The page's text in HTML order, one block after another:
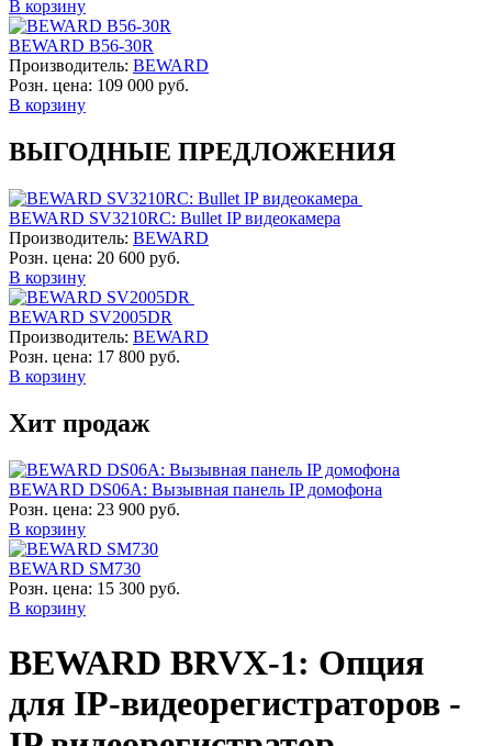
В корзину
BEWARD B56-30R
Производитель: BEWARD
Розн. цена: 109 000 руб.
В корзину
ВЫГОДНЫЕ ПРЕДЛОЖЕНИЯ
BEWARD SV3210RC: Bullet IP видеокамера
Производитель: BEWARD
Розн. цена: 20 600 руб.
В корзину
BEWARD SV2005DR
Производитель: BEWARD
Розн. цена: 17 800 руб.
В корзину
Хит продаж
BEWARD DS06A: Вызывная панель IP домофона
Розн. цена: 23 900 руб.
В корзину
BEWARD SM730
Розн. цена: 15 300 руб.
В корзину
BEWARD BRVX-1: Опция
для IP-видеорегистраторов -